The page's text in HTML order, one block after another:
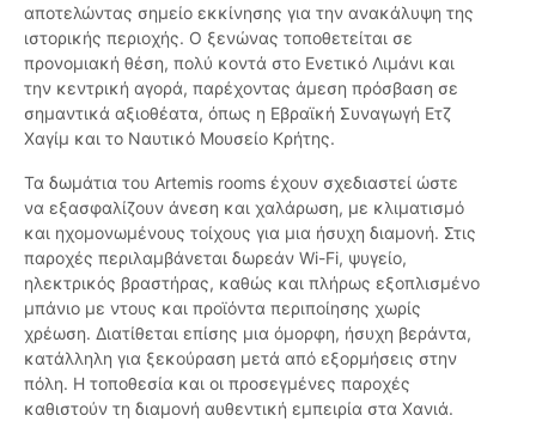
αποτελώντας σημείο εκκίνησης για την ανακάλυψη της
ιστορικής περιοχής. Ο ξενώνας τοποθετείται σε
προνομιακή θέση, πολύ κοντά στο Ενετικό Λιμάνι και
την κεντρική αγορά, παρέχοντας άμεση πρόσβαση σε
σημαντικά αξιοθέατα, όπως η Εβραϊκή Συναγωγή Ετζ
Χαγίμ και το Ναυτικό Μουσείο Κρήτης.
Τα δωμάτια του Artemis rooms έχουν σχεδιαστεί ώστε
να εξασφαλίζουν άνεση και χαλάρωση, με κλιματισμό
και ηχομονωμένους τοίχους για μια ήσυχη διαμονή. Στις
παροχές περιλαμβάνεται δωρεάν Wi-Fi, ψυγείο,
ηλεκτρικός βραστήρας, καθώς και πλήρως εξοπλισμένο
μπάνιο με ντους και προϊόντα περιποίησης χωρίς
χρέωση. Διατίθεται επίσης μια όμορφη, ήσυχη βεράντα,
κατάλληλη για ξεκούραση μετά από εξορμήσεις στην
πόλη. Η τοποθεσία και οι προσεγμένες παροχές
καθιστούν τη διαμονή αυθεντική εμπειρία στα Χανιά.